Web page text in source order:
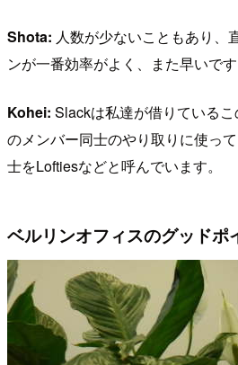
Shota: 人数が少ないこともあり、
ンが一番効率がよく、また早いです
Kohei: Slackは私達が借りている
のメンバー同士のやり取りに使っ
士をLoftiesなどと呼んでいます。
ベルリンオフィスのグッドポ